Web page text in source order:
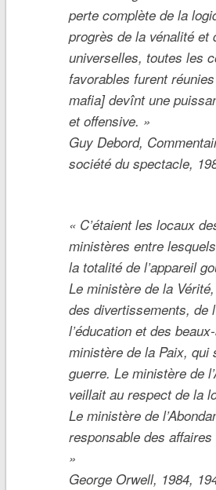
perte complète de la
progrès de la vénalité et
universelles, toutes les
favorables furent
mafia] devînt une
et offensive. »
Guy Debord,
société du spectacle,
« C’étaient les locaux
ministères entre
la totalité de l’appareil
Le ministère de la
des divertissements, de
l’éducation et des
ministère de la Paix, qui
guerre. Le ministère de
veillait au respect de la
Le ministère de
responsable des
»
George Orwell, 1984,